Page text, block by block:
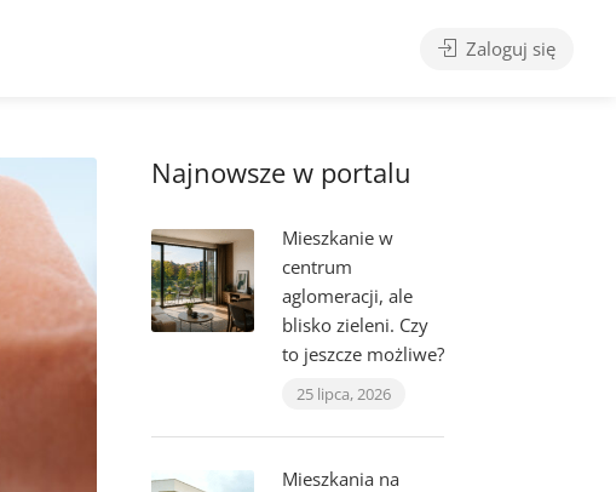
Zaloguj się
Najnowsze w portalu
Mieszkanie w
centrum
aglomeracji, ale
blisko zieleni. Czy
to jeszcze możliwe?
25 lipca, 2026
Mieszkania na